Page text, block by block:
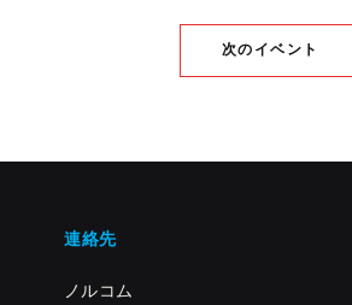
次のイベント
連絡先
ノルコム